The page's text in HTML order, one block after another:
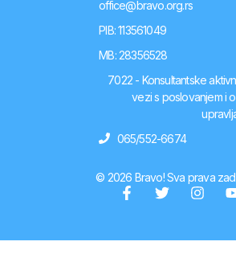
office@bravo.org.rs
PIB: 113561049
MB: 28356528
7022 - Konsultantske
vezi s poslovanjem i
065/552-6674
© 2026 Bravo! Sva prava